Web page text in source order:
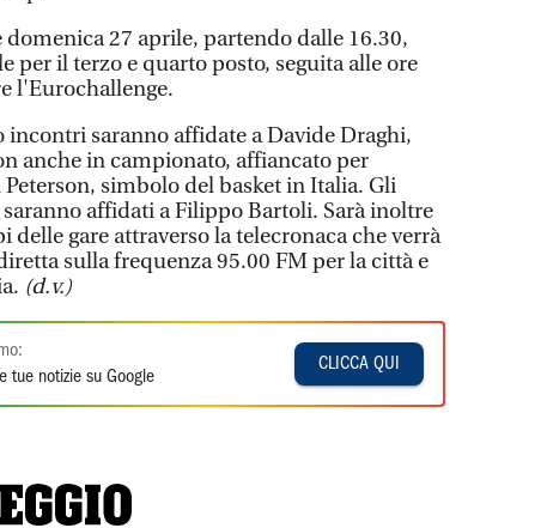
domenica 27 aprile, partendo dalle 16.30,
per il terzo e quarto posto, seguita alle ore
l'Eurochallenge.
incontri saranno affidate a Davide Draghi,
anche in campionato, affiancato per
simbolo del basket in Italia. Gli
affidati a Filippo Bartoli. Sarà inoltre
delle gare attraverso la telecronaca che verrà
sulla frequenza 95.00 FM per la città e
(d.v.)
tue notizie su Google
CLICCA QUI